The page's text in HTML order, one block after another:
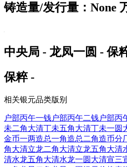
铸造量/发行量：None
中央局 - 龙凤一圆 - 保
保粹 -
相关银元品类版别
户部丙午一钱户部丙午二钱户部丙
未二角大清丁未五角大清丁未一圆
金币一两造总一角造总二角造币分
角大清立龙二角大清立龙五角大清
清水龙五角大清水龙一圆 大清宣三